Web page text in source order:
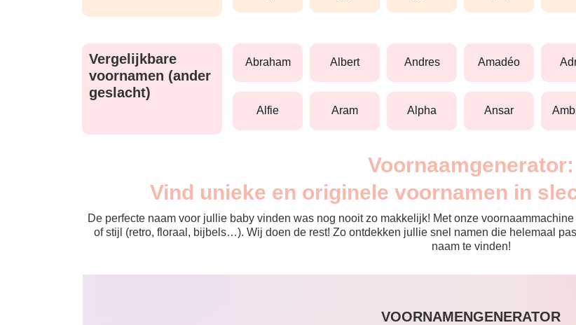
Vergelijkbare
voornamen (ander
geslacht)
abraham albert andres amadéo
alfie aram alpha ansar
Voornaamgenerator:
Vind unieke en originele voornamen in
De perfecte naam voor jullie baby vinden was nog nooit zo makkelijk! Met onze
of stijl (retro, floraal, bijbels…). Wij doen de rest! Zo ontdekken jullie snel namen die helemaal
naam te vinden!
VOORNAMENGENERATOR